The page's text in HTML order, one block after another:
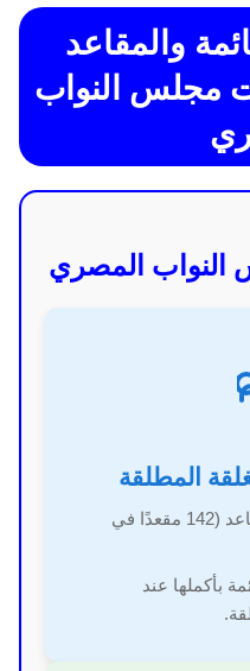
والمقاعد
مجلس النواب
النواب المصري
المطلقة
انتخاب عدد معين من المقاعد (142 مقعدًا في
بأكملها عند